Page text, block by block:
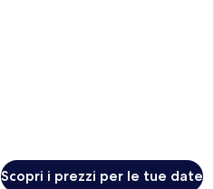
Scopri i prezzi per le tue date